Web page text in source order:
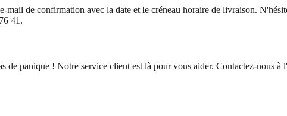
de confirmation avec la date et le créneau horaire de livraison.
41.
panique ! Notre service client est là pour vous aider. Contactez-nous à